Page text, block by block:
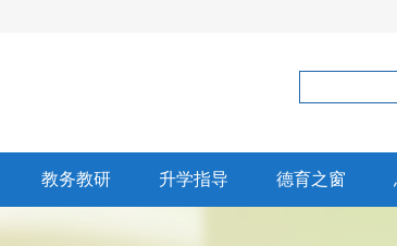
教务教研 升学指导 德育之窗